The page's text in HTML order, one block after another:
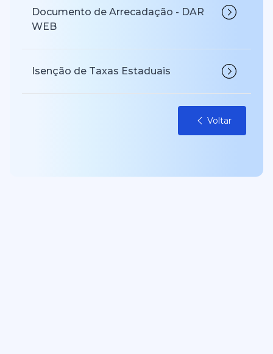
Documento de Arrecadação - DAR
WEB
Isenção de Taxas Estaduais
Voltar